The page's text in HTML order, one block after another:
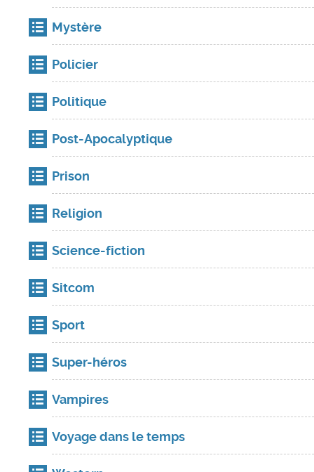
Mystère
Policier
Politique
Post-Apocalyptique
Prison
Religion
Science-fiction
Sitcom
Sport
Super-héros
Vampires
Voyage dans le temps